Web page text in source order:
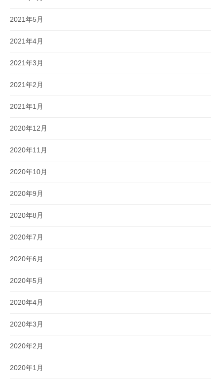
2021年5月
2021年4月
2021年3月
2021年2月
2021年1月
2020年12月
2020年11月
2020年10月
2020年9月
2020年8月
2020年7月
2020年6月
2020年5月
2020年4月
2020年3月
2020年2月
2020年1月